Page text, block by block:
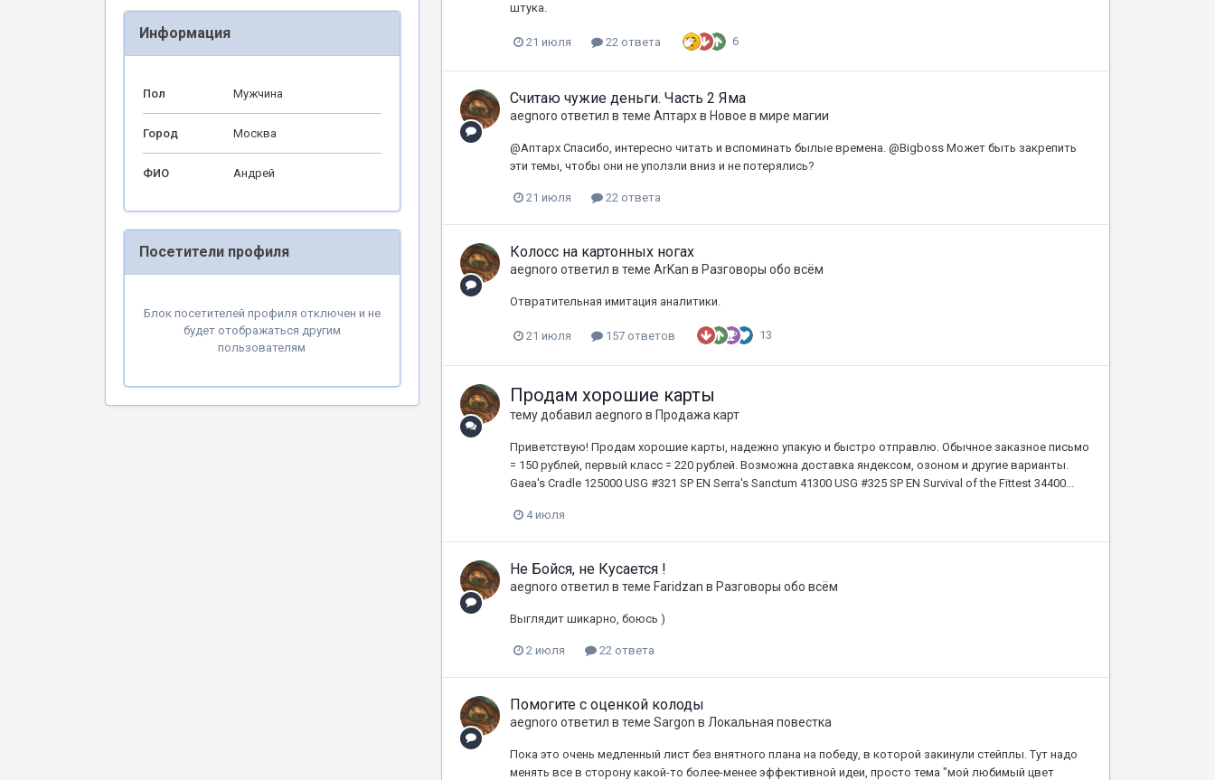
Информация
Пол Мужчина
Город Москва
ФИО Андрей
Посетители профиля
Блок посетителей профиля отключен и не
будет отображаться другим
пользователям
штука.
21 июля 22 ответа 6
Считаю чужие деньги. Часть 2 Яма
aegnoro ответил в теме Аптархв Новое в мире магии
@Аптарх Спасибо, интересно читать и вспоминать былые времена. @Bigboss Может быть закрепить
эти темы, чтобы они не уползли вниз и не потерялись?
21 июля 22 ответа
Колосс на картонных ногах
aegnoro ответил в теме ArKan в Разговоры обо всём
Отвратительная имитация аналитики.
21 июля 157 ответов 13
Продам хорошие карты
тему добавил aegnoro в Продажа карт
Приветствую! Продам хорошие карты, надежно упакую и быстро отправлю. Обычное заказное письмо
= 150 рублей, первый класс = 220 рублей. Возможна доставка яндексом, озоном и другие варианты.
Gaea's Cradle 125000 USG #321 SP EN Serra's Sanctum 41300 USG #325 SP EN Survival of the Fittest 34400...
4 июля
Не Бойся, не Кусается !
aegnoro ответил в теме Faridzan в Разговоры обо всём
Выглядит шикарно, боюсь )
2 июля 22 ответа
Помогите с оценкой колоды
aegnoro ответил в теме Sargon в Локальная повестка
Пока это очень медленный лист без внятного плана на победу, в которой закинули стейплы. Тут надо
менять все в сторону какой-то более-менее эффективной идеи, просто тема "мой любимый цвет